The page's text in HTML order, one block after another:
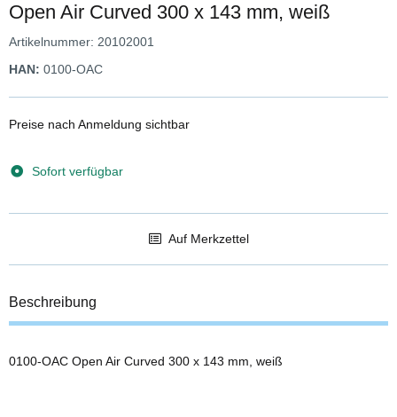
Open Air Curved 300 x 143 mm, weiß
Artikelnummer: 20102001
HAN: 0100-OAC
Preise nach Anmeldung sichtbar
Sofort verfügbar
Auf Merkzettel
Beschreibung
0100-OAC Open Air Curved 300 x 143 mm, weiß